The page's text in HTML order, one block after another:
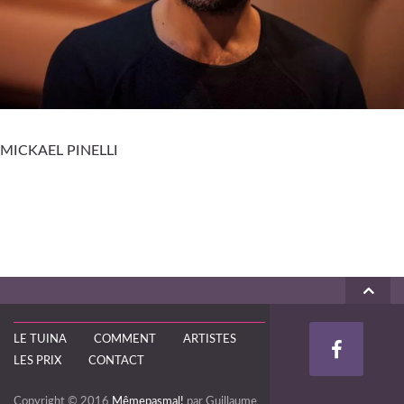
MICKAEL PINELLI
LE TUINA COMMENT
ARTISTES
LES PRIX
CONTACT